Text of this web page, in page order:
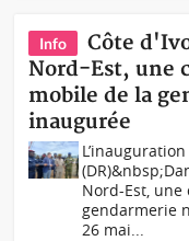
Info
Côte
Nord-Est, une
mobile de la
inaugurée
Nord-Est, une
gendarmerie
26 mai...